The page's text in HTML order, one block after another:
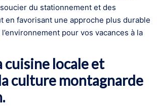
du stationnement et des
en favorisant une approche plus durable
pour vos vacances à la
cuisine locale et
culture montagnarde